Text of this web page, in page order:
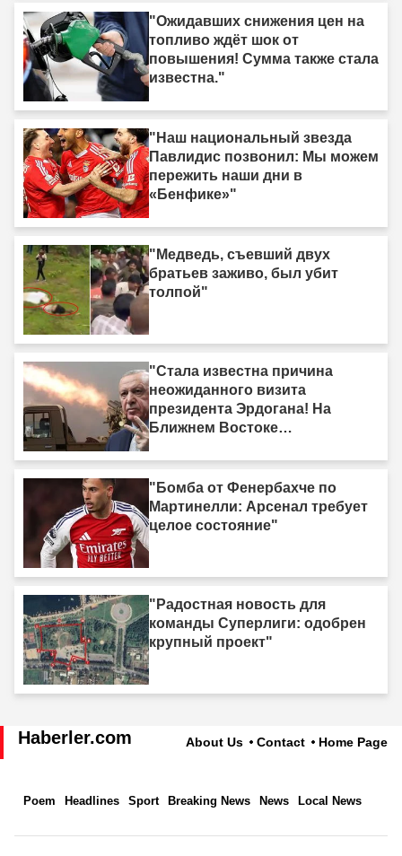
"Ожидавших снижения цен на
топливо ждёт шок от
повышения! Сумма также стала
известна."
"Наш национальный звезда
Павлидис позвонил: Мы можем
пережить наши дни в
«Бенфике»"
"Медведь, съевший двух
братьев заживо, был убит
толпой"
"Стала известна причина
неожиданного визита
президента Эрдогана! На
Ближнем Востоке
сил."
"Бомба от Фенербахче по
Мартинелли: Арсенал требует
целое состояние"
"Радостная новость для
команды Суперлиги: одобрен
крупный проект"
Haberler.com About Us Contact Home Page
Poem Headlines Sport Breaking News News Local News